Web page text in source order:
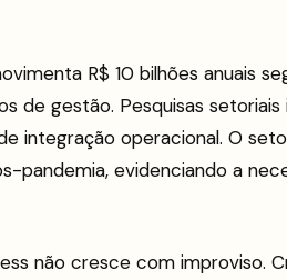
R$ 10 bilhões anuais
de gestão. Pesquisas
integração operacional. O
pandemia, evidenciando a
não cresce com improviso.